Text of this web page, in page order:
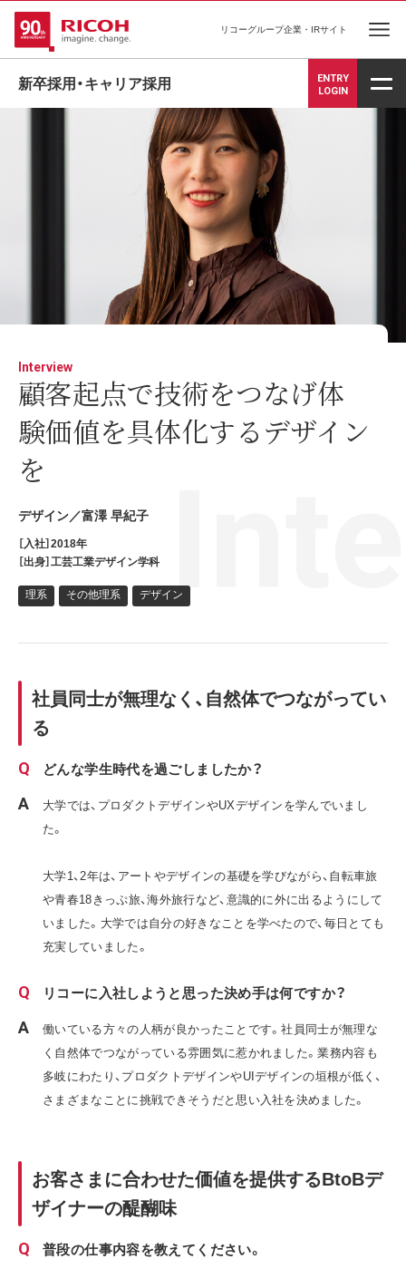
リコーグループ企業・IRサイト
新卒採用・キャリア採用
ENTRY
LOGIN
Interview
顧客起点で技術をつなげ体
験価値を具体化するデザイン
を
デザイン／富澤 早紀子
［入社］2018年
［出身］工芸工業デザイン学科
理系 その他理系 デザイン
社員同士が無理なく、自然体でつながってい
る
どんな学生時代を過ごしましたか？
大学では、プロダクトデザインやUXデザインを学んでいまし
た。
大学1、2年は、アートやデザインの基礎を学びながら、自転車旅
や青春18きっぷ旅、海外旅行など、意識的に外に出るようにして
いました。大学では自分の好きなことを学べたので、毎日とても
充実していました。
リコーに入社しようと思った決め手は何ですか？
働いている方々の人柄が良かったことです。社員同士が無理な
く自然体でつながっている雰囲気に惹かれました。業務内容も
多岐にわたり、プロダクトデザインやUIデザインの垣根が低く、
さまざまなことに挑戦できそうだと思い入社を決めました。
お客さまに合わせた価値を提供するBtoBデ
ザイナーの醍醐味
普段の仕事内容を教えてください。